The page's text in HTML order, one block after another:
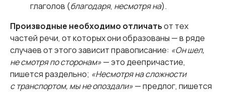
глаголов (благодаря, несмотря на).
Производные необходимо отличатьот тех
частей речи, от которых они образованы — в ряде
случаев от этого зависит правописание: «Он шел,
не смотря по сторонам»— это деепричастие,
пишется раздельно; «Несмотря на сложности
с транспортом, мы не опоздали»— предлог, пишется